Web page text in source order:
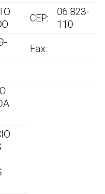
CEP:
06.823-
110
Fax: